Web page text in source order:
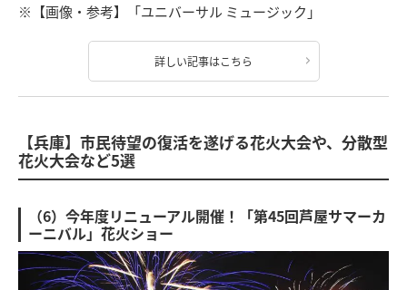
※【画像・参考】「ユニバーサル ミュージック」
詳しい記事はこちら
【兵庫】市民待望の復活を遂げる花火大会や、分散型
花火大会など5選
（6）今年度リニューアル開催！「第45回芦屋サマーカ
ーニバル」花火ショー